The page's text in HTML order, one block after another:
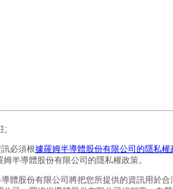
;
必須根據羅姆半導體股份有限公司的隱私權
姆半導體股份有限公司的隱私權政策。
體股份有限公司將把您所提供的資訊用於